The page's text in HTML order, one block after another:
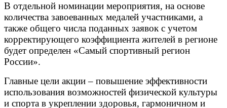
В отдельной номинации мероприятия, на основе
количества завоеванных медалей участниками, а
также общего числа поданных заявок с учетом
корректирующего коэффициента жителей в регионе
будет определен «Самый спортивный регион
России».
Главные цели акции – повышение эффективности
использования возможностей физической культуры
и спорта в укреплении здоровья, гармоничном и